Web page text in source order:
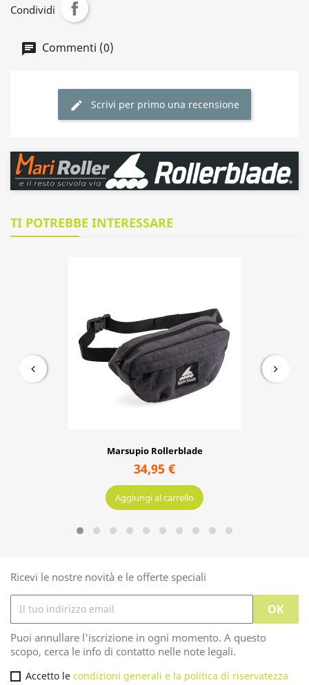
Condividi
Commenti (0)
Scrivi per primo una recensione
TI POTREBBE INTERESSARE
Marsupio Rollerblade
34,95 €
Aggiungi al carrello
Ricevi le nostre novità e le offerte speciali
Puoi annullare l'iscrizione in ogni momento. A questo
scopo, cerca le info di contatto nelle note legali.
Accetto le condizioni generali e la politica di riservatezza